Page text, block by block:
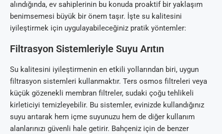
alındığında, ev sahiplerinin bu konuda proaktif bir yaklaşım
benimsemesi büyük bir önem taşır. İşte su kalitesini
iyileştirmek için uygulayabileceğiniz pratik yöntemler:
Filtrasyon Sistemleriyle Suyu Arıtın
Su kalitesini iyileştirmenin en etkili yollarından biri, uygun
filtrasyon sistemleri kullanmaktır. Ters osmos filtreleri veya
küçük gözenekli membran filtreler, sudaki çoğu tehlikeli
kirleticiyi temizleyebilir. Bu sistemler, evinizde kullandığınız
suyu arıtarak hem içme suyunuzu hem de diğer kullanım
alanlarınızı güvenli hale getirir. Bahçeniz için de benzer